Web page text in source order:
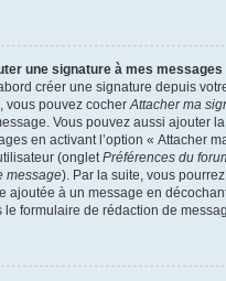
une signature à mes messages
créer une signature depuis
vous pouvez cocherAttacher ma
Vous pouvez aussi ajouter
en activant l’option « Attacher
(ongletPréférences du
message). Par la suite, vous
ajoutée à un message en
le formulaire de rédaction de